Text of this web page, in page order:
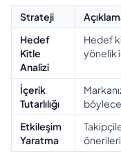
Strateji
Hedef
Kitle
Analizi
Hedef
yönelik
İçerik
Tutarlılığı
böylece
Etkileşim
Yaratma